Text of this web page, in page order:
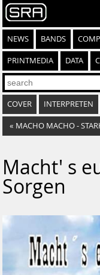
NEWS BANDS
PRINTMEDIA DATA
COVER INTERPRETEN
«
Macht' s
Sorgen